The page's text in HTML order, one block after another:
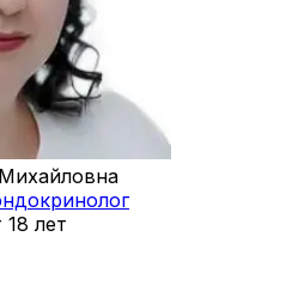
лет